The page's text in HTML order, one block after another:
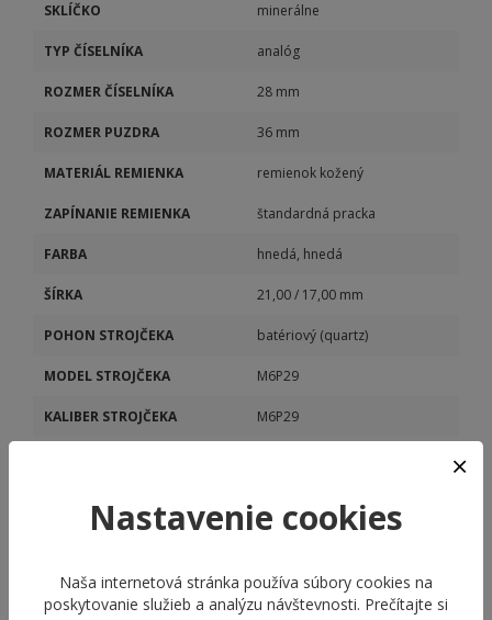
SKLÍČKO minerálne
TYP ČÍSELNÍKA analóg
ROZMER ČÍSELNÍKA 28 mm
ROZMER PUZDRA 36 mm
MATERIÁL REMIENKA remienok kožený
ZAPÍNANIE REMIENKA štandardná pracka
FARBA hnedá, hnedá
ŠÍRKA 21,00 / 17,00 mm
POHON STROJČEKA batériový (quartz)
MODEL STROJČEKA M6P29
KALIBER STROJČEKA M6P29
Nastavenie cookies
Naša internetová stránka používa súbory cookies na
poskytovanie služieb a analýzu návštevnosti. Prečítajte si